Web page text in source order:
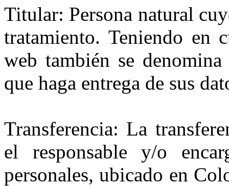
Titular: Persona natural
tratamiento. Teniendo en
web también se
que haga entrega de sus
Transferencia: La
el responsable y/o
personales, ubicado en